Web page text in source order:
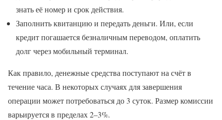
знать её номер и срок действия.
Заполнить квитанцию и передать деньги. Или, если
кредит погашается безналичным переводом, оплатить
долг через мобильный терминал.
Как правило, денежные средства поступают на счёт в
течение часа. В некоторых случаях для завершения
операции может потребоваться до 3 суток. Размер комиссии
варьируется в пределах 2–3%.